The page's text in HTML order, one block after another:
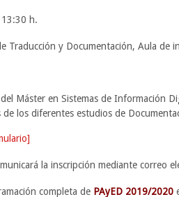
h.
Traducción y Documentación, Aula de
Máster en Sistemas de Información
los diferentes estudios de
la inscripción mediante correo
completa de PAyED 2019/2020